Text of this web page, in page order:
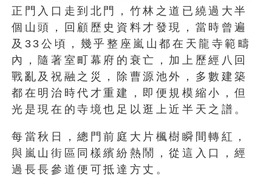
正門入口走到北門，竹林之道已繞過大半
個山頭，回顧歷史資料才發現，當時曾遍
及33公頃，幾乎整座嵐山都在天龍寺範疇
內，隨著室町幕府的衰亡，加上歷經八回
戰亂及祝融之災，除曹源池外，多數建築
都在明治時代才重建，即便規模縮小，但
光是現在的寺境也足以逛上近半天之譜。
每當秋日，總門前庭大片楓樹瞬間轉紅，
與嵐山街區同樣繽紛熱鬧，從這入口，經
過長長參道便可抵達方丈。